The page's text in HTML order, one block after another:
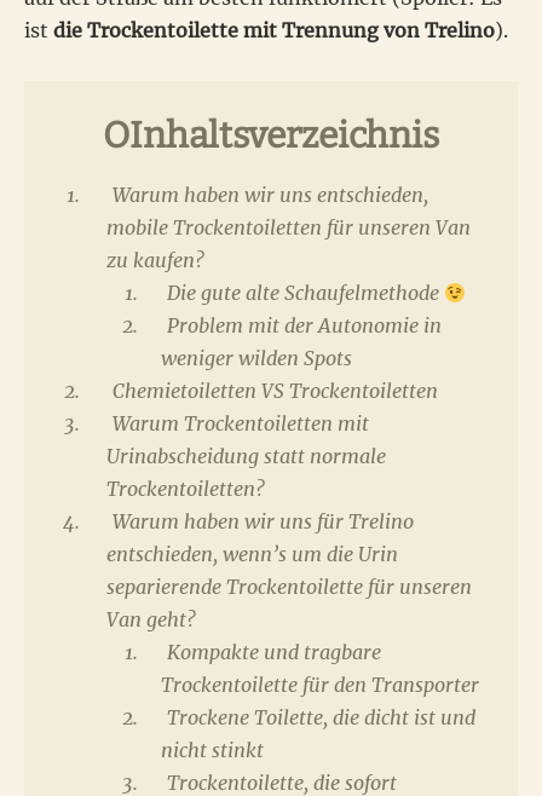
ist die Trockentoilette mit Trennung von Trelino).
OInhaltsverzeichnis
Warum haben wir uns entschieden,
mobile Trockentoiletten für unseren Van
zu kaufen?
Die gute alte Schaufelmethode
Problem mit der Autonomie in
weniger wilden Spots
Chemietoiletten VS Trockentoiletten
Warum Trockentoiletten mit
Urinabscheidung statt normale
Trockentoiletten?
Warum haben wir uns für Trelino
entschieden, wenn’s um die Urin
separierende Trockentoilette für unseren
Van geht?
Kompakte und tragbare
Trockentoilette für den Transporter
Trockene Toilette, die dicht ist und
nicht stinkt
Trockentoilette, die sofort